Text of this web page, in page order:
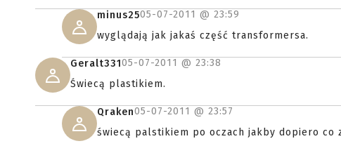
minus2505-07-2011 @ 23:59
wyglądają jak jakaś część transformersa.
Geralt33105-07-2011 @ 23:38
Świecą plastikiem.
Qraken05-07-2011 @ 23:57
świecą palstikiem po oczach jakby dopiero